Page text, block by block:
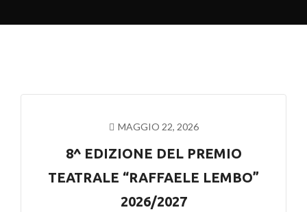
MAGGIO 22, 2026
8^ EDIZIONE DEL PREMIO
TEATRALE “RAFFAELE LEMBO”
2026/2027